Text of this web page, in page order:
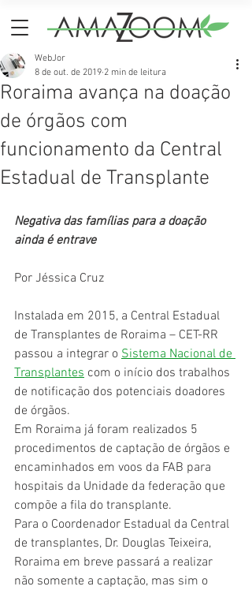
Roraima avança na doação
de órgãos com
funcionamento da Central
Estadual de Transplante
WebJor
8 de out. de 2019 2 min de leitura
Negativa das famílias para a doação
ainda é entrave
Por Jéssica Cruz
Instalada em 2015, a Central Estadual
de Transplantes de Roraima – CET-RR
passou a integrar o Sistema Nacional de
Transplantes com o início dos trabalhos
de notificação dos potenciais doadores
de órgãos.
Em Roraima já foram realizados 5
procedimentos de captação de órgãos e
encaminhados em voos da FAB para
hospitais da Unidade da federação que
compõe a fila do transplante.
Para o Coordenador Estadual da Central
de transplantes, Dr. Douglas Teixeira,
Roraima em breve passará a realizar
não somente a captação, mas sim o